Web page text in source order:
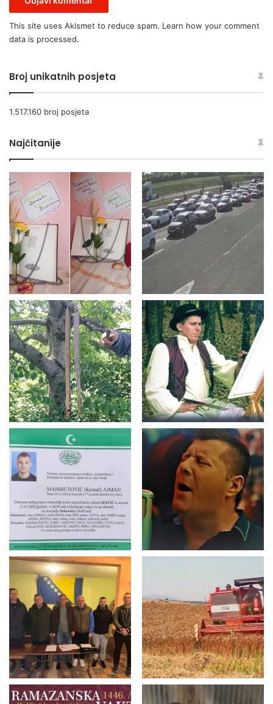
This site uses Akismet to reduce spam. Learn how your comment
data is processed.
Broj unikatnih posjeta
1.517.160 broj posjeta
Najčitanije